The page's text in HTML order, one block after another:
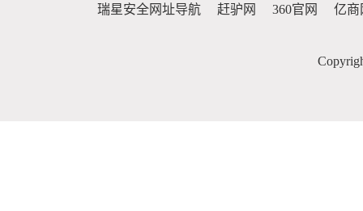
瑞星安全网址导航
赶驴网 360官网 亿商